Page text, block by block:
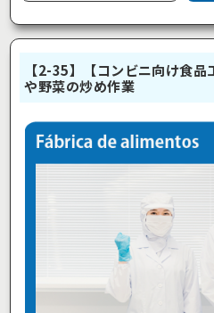
【2-35】【コンビニ向け食
や野菜の炒め作業